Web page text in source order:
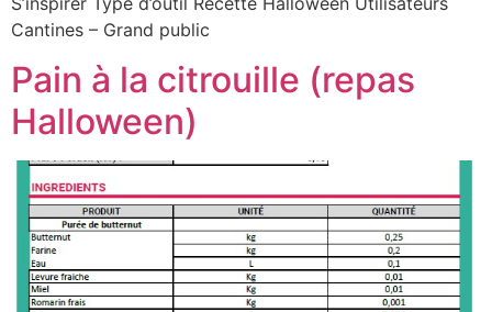
Cantines – Grand public
Pain à la citrouille (repas
Halloween)